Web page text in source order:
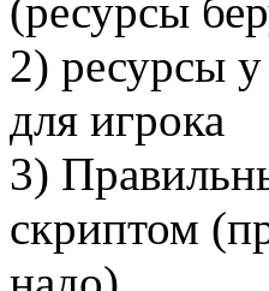
(ресурсы
2) ресурсы
для игрока
3)
скриптом